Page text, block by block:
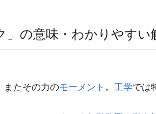
」の意味・わかりやすい
またその力のモーメント 。 工学では